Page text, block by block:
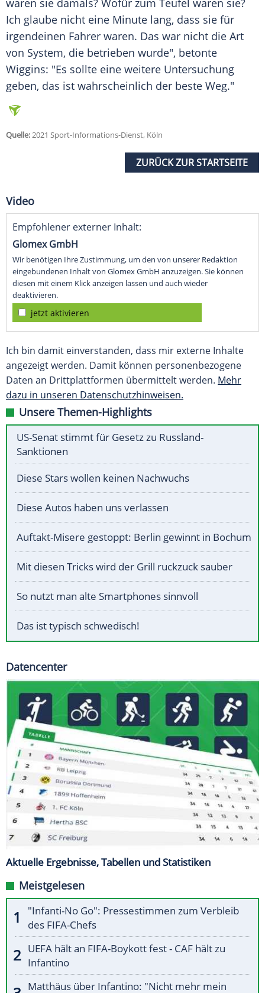
waren sie damals? Wofür zum Teufel waren sie?
Ich glaube nicht eine Minute lang, dass sie für
irgendeinen Fahrer waren. Das war nicht die Art
von System, die betrieben wurde", betonte
Wiggins: "Es sollte eine weitere Untersuchung
geben, das ist wahrscheinlich der beste Weg."
Quelle:2021 Sport-Informations-Dienst, Köln
ZURÜCK ZUR STARTSEITE
Video
Empfohlener externer Inhalt:
Glomex GmbH
Wir benötigen Ihre Zustimmung, um den von unserer Redaktion
eingebundenen Inhalt von Glomex GmbH anzuzeigen. Sie können
diesen mit einem Klick anzeigen lassen und auch wieder
deaktivieren.
jetzt aktivieren
Ich bin damit einverstanden, dass mir externe Inhalte
angezeigt werden. Damit können personenbezogene
Daten an Drittplattformen übermittelt werden. Mehr
dazu in unseren Datenschutzhinweisen.
Unsere Themen-Highlights
US-Senat stimmt für Gesetz zu Russland-
Sanktionen
Diese Stars wollen keinen Nachwuchs
Diese Autos haben uns verlassen
Auftakt-Misere gestoppt: Berlin gewinnt in Bochum
Mit diesen Tricks wird der Grill ruckzuck sauber
So nutzt man alte Smartphones sinnvoll
Das ist typisch schwedisch!
Datencenter
Aktuelle Ergebnisse, Tabellen und Statistiken
Meistgelesen
"Infanti-No Go": Pressestimmen zum Verbleib
des FIFA-Chefs
UEFA hält an FIFA-Boykott fest - CAF hält zu
Infantino
Matthäus über Infantino: "Nicht mehr mein